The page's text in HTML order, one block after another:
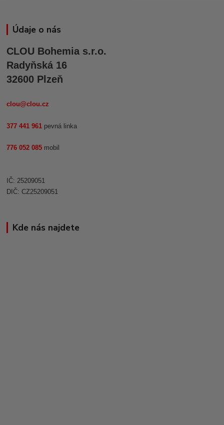
Údaje o nás
CLOU Bohemia s.r.o.
Radyňská 16
32600 Plzeň
clou@clou.cz
377 441 961 pevná linka
776 052 085 mobil
IČ: 25209051
DIČ: CZ25209051
Kde nás najdete